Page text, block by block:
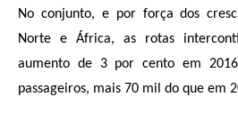
No conjunto, e por força dos
Norte e África, as rotas
aumento de 3 por cento em
passageiros, mais 70 mil do que em